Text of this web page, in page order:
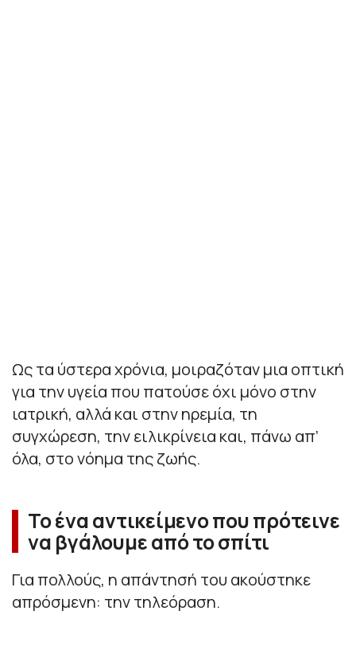
Ως τα ύστερα χρόνια, μοιραζόταν μια οπτική
για την υγεία που πατούσε όχι μόνο στην
ιατρική, αλλά και στην ηρεμία, τη
συγχώρεση, την ειλικρίνεια και, πάνω απ’
όλα, στο νόημα της ζωής.
Το ένα αντικείμενο που πρότεινε
να βγάλουμε από το σπίτι
Για πολλούς, η απάντησή του ακούστηκε
απρόσμενη: την τηλεόραση.